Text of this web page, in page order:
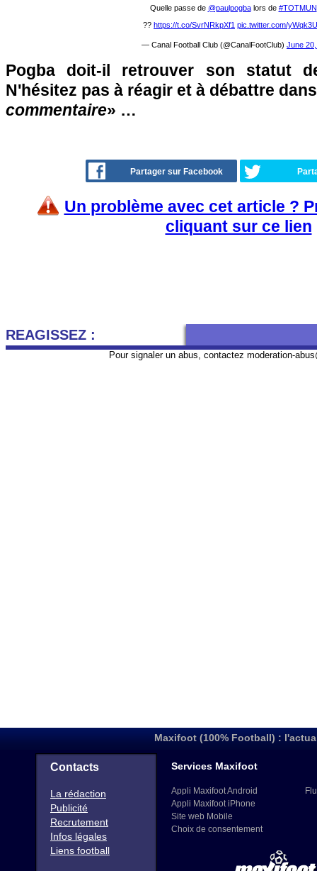
Quelle passe de @paulpogbalors de #TOTMUN
?? https://t.co/SvrNRkpXf1 pic.twitter.com/
— Canal Football Club (@CanalFootClub) June
Pogba doit-il retrouver son statut
N'hésitez pas à réagir et à débattre
commentaire» …
Partager sur Facebook
Un problème avec cet article ?
cliquant sur ce lien
REAGISSEZ :
Pour signaler un abus, contactez moderation-
Maxifoot (100% Football) :
Contacts
La rédaction
Publicité
Recrutement
Infos légales
Liens football
Services Maxifoot
Appli Maxifoot Android
Appli Maxifoot iPhone
Site web Mobile
Choix de consentement